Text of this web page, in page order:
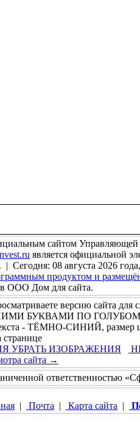
сайтом
является официальной
. | Сегодня: 08 августа 2026
продуктом и
в ООО Дом для сайта.
версию сайта для
БУКВАМИ ПО
- ТЁМНО-СИНИЙ,
странице
УБРАТЬ ИЗОБРАЖЕНИЯ
сайта →
ответственностью
| Почта | Карта сайта |